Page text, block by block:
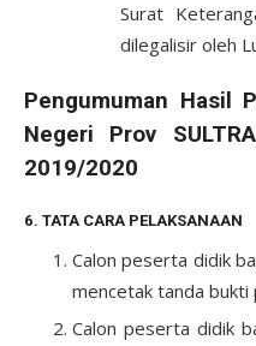
Surat
dilegalisir oleh
Pengumuman Hasil
Negeri Prov
2019/2020
6. TATA CARA PELAKSANAAN
Calon peserta didik
mencetak tanda bukti
Calon peserta didik